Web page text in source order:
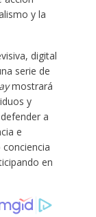
y la
digital
serie de
mostrará
y
a
e
en